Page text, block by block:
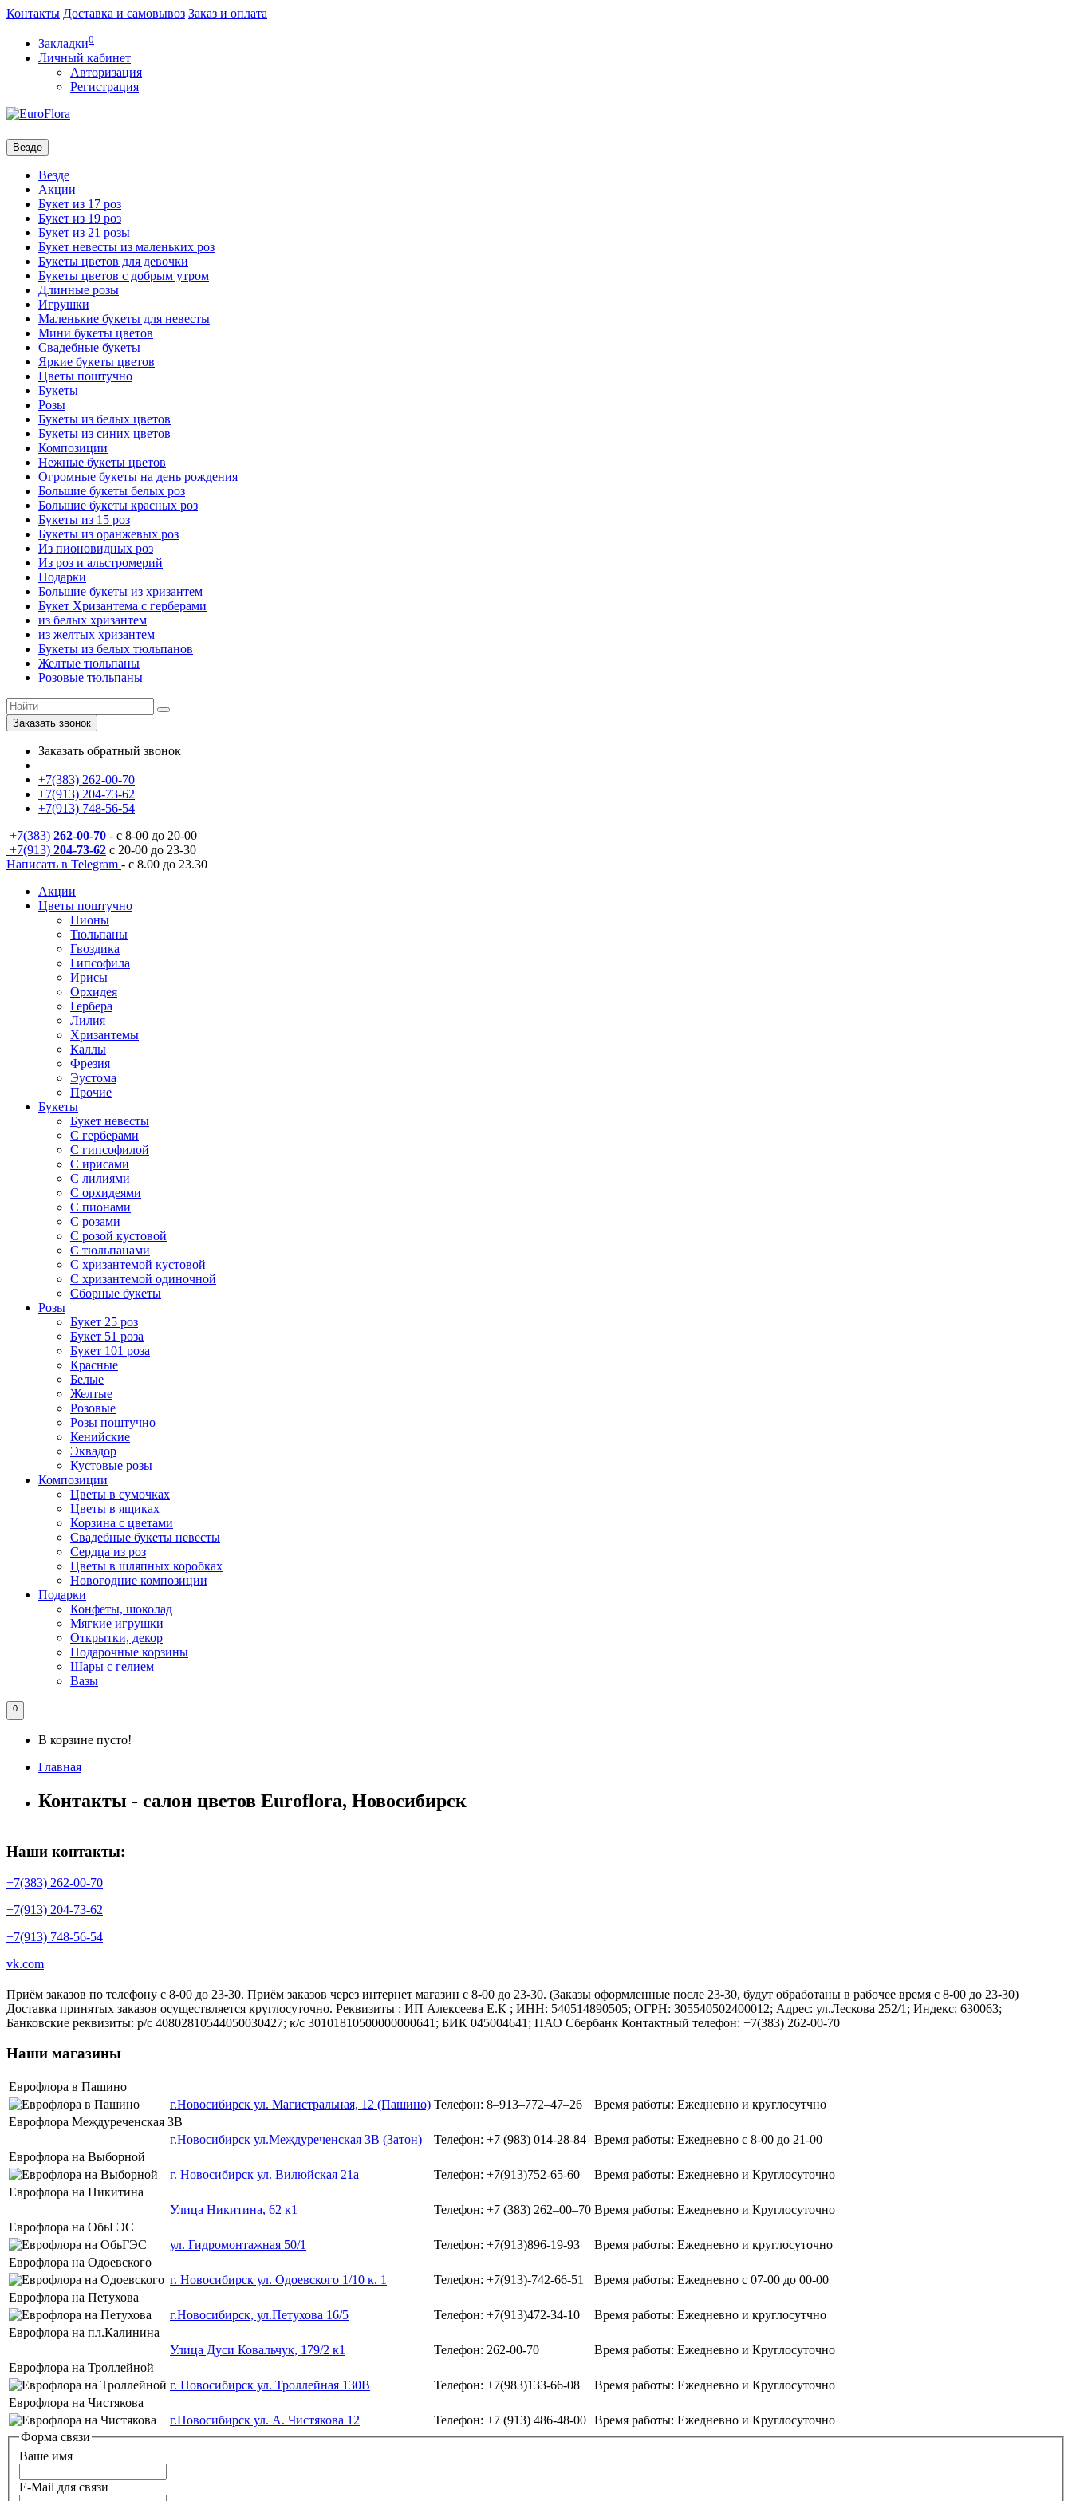
Контакты Доставка и самовывоз Заказ и оплата
Закладки0
Личный кабинет
Авторизация
Регистрация
Везде
Везде
Акции
Букет из 17 роз
Букет из 19 роз
Букет из 21 розы
Букет невесты из маленьких роз
Букеты цветов для девочки
Букеты цветов с добрым утром
Длинные розы
Игрушки
Маленькие букеты для невесты
Мини букеты цветов
Свадебные букеты
Яркие букеты цветов
Цветы поштучно
Букеты
Розы
Букеты из белых цветов
Букеты из синих цветов
Композиции
Нежные букеты цветов
Огромные букеты на день рождения
Большие букеты белых роз
Большие букеты красных роз
Букеты из 15 роз
Букеты из оранжевых роз
Из пионовидных роз
Из роз и альстромерий
Подарки
Большие букеты из хризантем
Букет Хризантема с герберами
из белых хризантем
из желтых хризантем
Букеты из белых тюльпанов
Желтые тюльпаны
Розовые тюльпаны
Заказать звонок
Заказать обратный звонок
+7(383) 262-00-70
+7(913) 204-73-62
+7(913) 748-56-54
+7(383) 262-00-70 - с 8-00 до 20-00
+7(913) 204-73-62 с 20-00 до 23-30
Написать в Telegram - с 8.00 до 23.30
Акции
Цветы поштучно
Пионы
Тюльпаны
Гвоздика
Гипсофила
Ирисы
Орхидея
Гербера
Лилия
Хризантемы
Каллы
Фрезия
Эустома
Прочие
Букеты
Букет невесты
С герберами
С гипсофилой
С ирисами
С лилиями
С орхидеями
С пионами
С розами
С розой кустовой
С тюльпанами
С хризантемой кустовой
С хризантемой одиночной
Сборные букеты
Розы
Букет 25 роз
Букет 51 роза
Букет 101 роза
Красные
Белые
Желтые
Розовые
Розы поштучно
Кенийские
Эквадор
Кустовые розы
Композиции
Цветы в сумочках
Цветы в ящиках
Корзина с цветами
Свадебные букеты невесты
Сердца из роз
Цветы в шляпных коробках
Новогодние композиции
Подарки
Конфеты, шоколад
Мягкие игрушки
Открытки, декор
Подарочные корзины
Шары с гелием
Вазы
0
В корзине пусто!
Главная
Контакты - салон цветов Euroflora, Новосибирск
Наши контакты:
+7(383) 262-00-70
+7(913) 204-73-62
+7(913) 748-56-54
vk.com
Приём заказов по телефону с 8-00 до 23-30. Приём заказов через интернет магазин с 8-00 до 23-30. (Заказы оформленные после 23-30, будут обработаны в рабочее время с 8-00 до 23-30)
Доставка принятых заказов осуществляется круглосуточно. Реквизиты : ИП Алексеева Е.К ; ИНН: 540514890505; ОГРН: 305540502400012; Адрес: ул.Лескова 252/1; Индекс: 630063;
Банковские реквизиты: р/с 40802810544050030427; к/c 30101810500000000641; БИК 045004641; ПАО Сбербанк Контактный телефон: +7(383) 262-00-70
Наши магазины
Еврофлора в Пашино
г.Новосибирск ул. Магистральная, 12 (Пашино) Телефон: 8‒913‒772‒47‒26
Время работы: Ежедневно и круглосутчно
Еврофлора Междуреченская 3В
г.Новосибирск ул.Междуреченская 3В (Затон)
Телефон: +7 (983) 014-28-84 Время работы: Ежедневно с 8-00 до 21-00
Еврофлора на Выборной
г. Новосибирск ул. Вилюйская 21а
Телефон: +7(913)752-65-60
Время работы: Ежедневно и Круглосуточно
Еврофлора на Никитина
​Улица Никитина, 62 к1
Телефон: +7 (383) 262‒00‒70 Время работы: Ежедневно и Круглосуточно
Еврофлора на ОбьГЭС
ул. Гидромонтажная 50/1
Телефон: +7(913)896-19-93
Время работы: Ежедневно и круглосуточно
Еврофлора на Одоевского
г. Новосибирск ул. Одоевского 1/10 к. 1
Телефон: +7(913)-742-66-51
Время работы: Ежедневно с 07-00 до 00-00
Еврофлора на Петухова
г.Новосибирск, ул.Петухова 16/5
Телефон: +7(913)472-34-10
Время работы: Ежедневно и круглосутчно
Еврофлора на пл.Калинина
Улица Дуси Ковальчук, 179/2 к1
Телефон: 262-00-70
Время работы: Ежедневно и Круглосуточно
Еврофлора на Троллейной
г. Новосибирск ул. Троллейная 130В
Телефон: +7(983)133-66-08
Время работы: Ежедневно и Круглосуточно
Еврофлора на Чистякова
г.Новосибирск ул. А. Чистякова 12
Телефон: +7 (913) 486-48-00 Время работы: Ежедневно и Круглосуточно
Форма связи
Ваше имя
E-Mail для связи